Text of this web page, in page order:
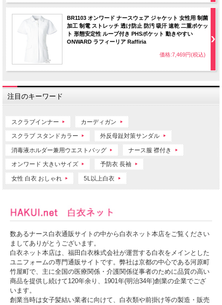
BR1103 オンワード ナースウェア ジャケット 女性用 制菌
加工 制電 ストレッチ 透け防止 防汚 吸汗 速乾 二重ポケッ
ト 形態安定性 ループ付き PHSポケット 動きやすい
ONWARD ラフィーリア Raffiria
価格:7,469円(税込)
注目のキーワード
スクラブインナー カーディガン
スクラブ スタンドカラー 外反母趾対策サンダル
消毒液ホルダー兼用ウエストバッグ ナース服 襟付き
オンワード 大きいサイズ 予防衣 長袖
女性 白衣 おしゃれ 5L以上白衣
数あるナース白衣通販サイトの中から白衣ネット本店をご覧ください
ましてありがとうございます。
白衣ネット本店は、福田白衣株式会社が運営する白衣をメインとした
ユニフォームの専門通販サイトです。弊社は京都の中心である河原町
竹屋町で、主に全国の医療関係・介護関係従事者のために品質の高い
商品を提供し続けて120年余り、1901年(明治34年)創業の企業でござ
います。
創業当時は女子髪結い業者に向けて、白衣類や前掛け等の製造・販売